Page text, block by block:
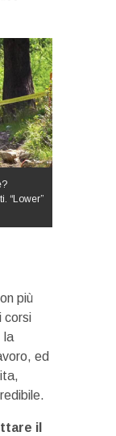
“Lower”
più
corsi
la
ed
il